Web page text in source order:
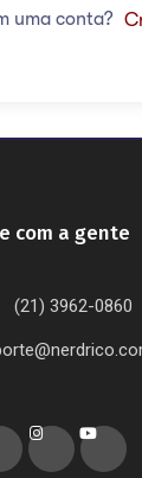
uma conta?
com a gente
(21) 3962-0860